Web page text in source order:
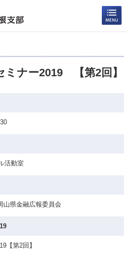
ミナー2019 【第2回】
活動室
山県金融広報委員会
【第2回】